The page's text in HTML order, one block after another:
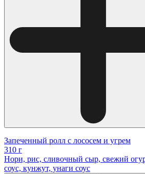
Запеченный ролл с лососем и угрем
310 г
Нори, рис, сливочный сыр, свежий
соус, кунжут, унаги соус